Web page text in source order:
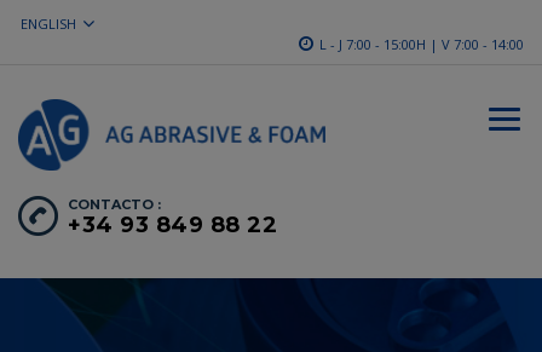
ENGLISH
L - J 7:00 - 15:00H | V 7:00 - 14:00
CONTACTO :
+34 93 849 88 22